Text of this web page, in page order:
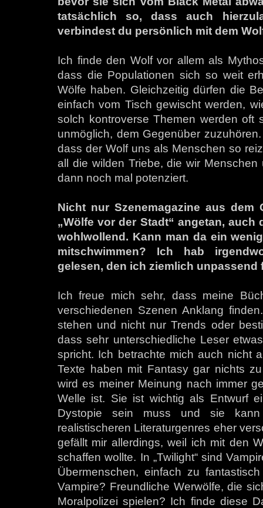
tatsächlich so, dass auch
verbindest du persönlich mit dem
Ich finde den Wolf vor allem als
dass die Populationen sich so weit
Wölfe haben. Gleichzeitig dürfen die
einfach vom Tisch gewischt werden,
solch kontroverse Themen werden oft
unmöglich, dem Gegenüber
dass der Wolf uns als Menschen so
all die wilden Triebe, die wir
dann noch mal potenziert.
Nicht nur Szenemagazine aus dem
„Wölfe vor der Stadt“ angetan,
wohlwollend. Kann man da ein
mitschwimmen? Ich hab
gelesen, den ich ziemlich unpassend
Ich freue mich sehr, dass meine
verschiedenen Szenen Anklang
stehen und nicht nur Trends oder
dass sehr unterschiedliche Leser
spricht. Ich betrachte mich auch nicht
Texte haben mit Fantasy gar nichts
wird es meiner Meinung nach immer
Welle ist. Sie ist wichtig als Entwurf
Dystopie sein muss und sie
realistischeren Literaturgenres eher
gefällt mir allerdings, weil ich mit den
schaffen wollte. In „Twilight“ sind
Übermenschen, einfach zu
Vampire? Freundliche Werwölfe, die
Moralpolizei spielen? Ich finde diese